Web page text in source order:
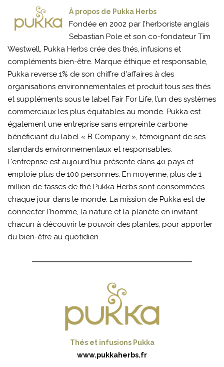
À propos de Pukka Herbs
Fondée en 2002 par l’herboriste anglais
Sebastian Pole et son co-fondateur Tim
Westwell, Pukka Herbs crée des thés, infusions et
compléments bien-être. Marque éthique et responsable,
Pukka reverse 1% de son chiffre d'affaires à des
organisations environnementales et produit tous ses thés
et suppléments sous le label Fair For Life, l’un des systèmes
commerciaux les plus équitables au monde. Pukka est
également une entreprise sans empreinte carbone
bénéficiant du label « B Company », témoignant de ses
standards environnementaux et responsables.
L'entreprise est aujourd'hui présente dans 40 pays et
emploie plus de 100 personnes. En moyenne, plus de 1
million de tasses de thé Pukka Herbs sont consommées
chaque jour dans le monde. La mission de Pukka est de
connecter l'homme, la nature et la planète en invitant
chacun à découvrir le pouvoir des plantes, pour apporter
du bien-être au quotidien.
Thés et infusions Pukka
www.pukkaherbs.fr